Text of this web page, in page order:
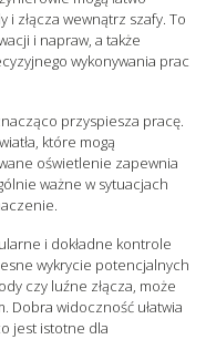
złącza wewnątrz szafy. To
i napraw, a także
wykonywania prac
przyspiesza pracę.
które mogą
oświetlenie zapewnia
ważne w sytuacjach
i dokładne kontrole
wykrycie potencjalnych
czy luźne złącza, może
Dobra widoczność ułatwia
jest istotne dla